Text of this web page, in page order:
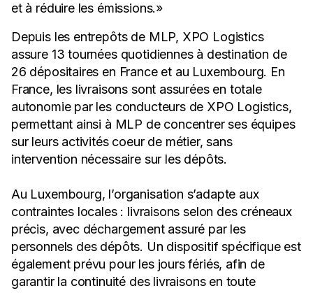
et à réduire les émissions.»
Depuis les entrepôts de MLP, XPO Logistics
assure 13 tournées quotidiennes à destination de
26 dépositaires en France et au Luxembourg. En
France, les livraisons sont assurées en totale
autonomie par les conducteurs de XPO Logistics,
permettant ainsi à MLP de concentrer ses équipes
sur leurs activités coeur de métier, sans
intervention nécessaire sur les dépôts.
Au Luxembourg, l’organisation s’adapte aux
contraintes locales : livraisons selon des créneaux
précis, avec déchargement assuré par les
personnels des dépôts. Un dispositif spécifique est
également prévu pour les jours fériés, afin de
garantir la continuité des livraisons en toute